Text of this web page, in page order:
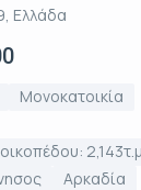
Ελλάδα
Μονοκατοικία
Αρκαδία